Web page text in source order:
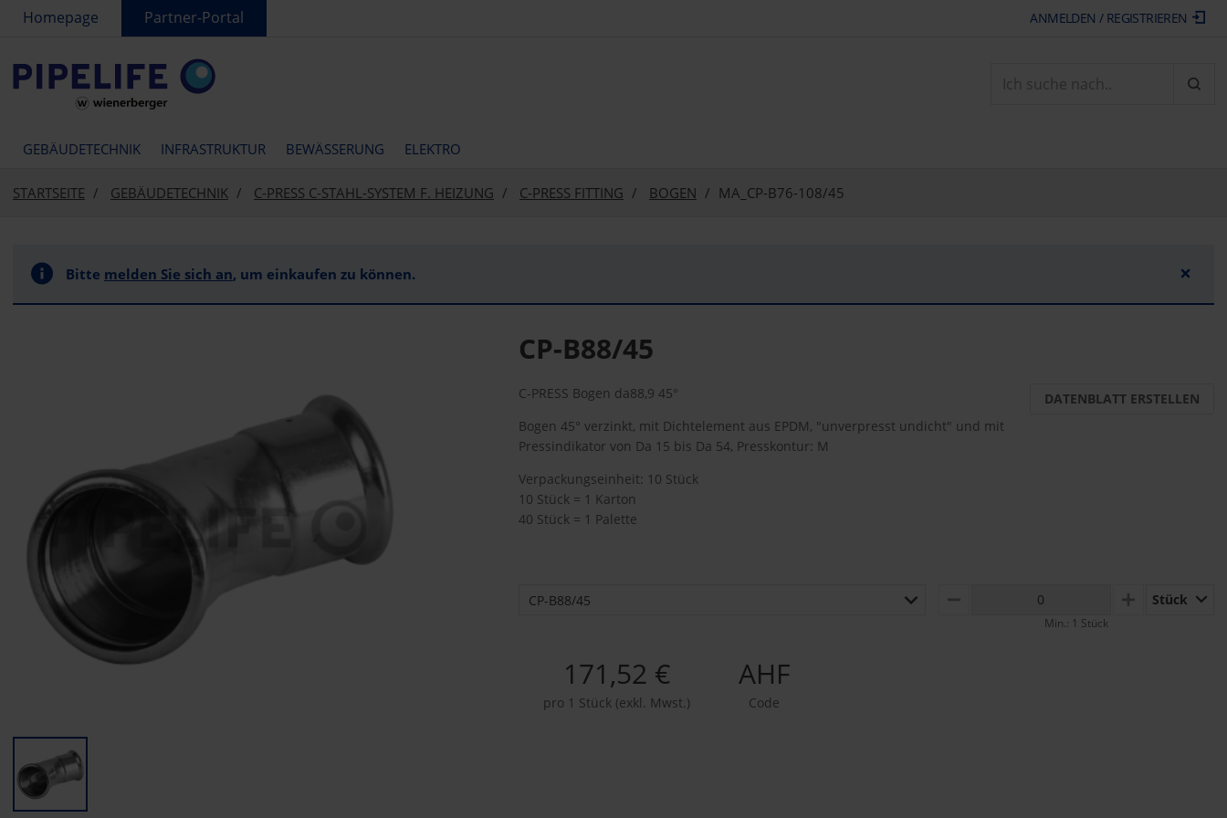
text.skipToContent
text.skipToNavigation
Homepage Partner-Portal ANMELDEN / REGISTRIEREN
GEBÄUDETECHNIK INFRASTRUKTUR BEWÄSSERUNG ELEKTRO
STARTSEITE GEBÄUDETECHNIK C-PRESS C-STAHL-SYSTEM F. HEIZUNG C-PRESS FITTING BOGEN MA_CP-B76-108/45
Bitte melden Sie sich an, um einkaufen zu können. ×
CP-B88/45
C-PRESS Bogen da88,9 45°
Bogen 45° verzinkt, mit Dichtelement aus EPDM, "unverpresst undicht" und mit
Pressindikator von Da 15 bis Da 54, Presskontur: M
Verpackungseinheit: 10 Stück
10 Stück = 1 Karton
40 Stück = 1 Palette
DATENBLATT ERSTELLEN
CP-B88/45 MINUS PLUSStück
Min.: 1 Stück
171,52 €
pro 1 Stück (exkl. Mwst.)
AHF
Code